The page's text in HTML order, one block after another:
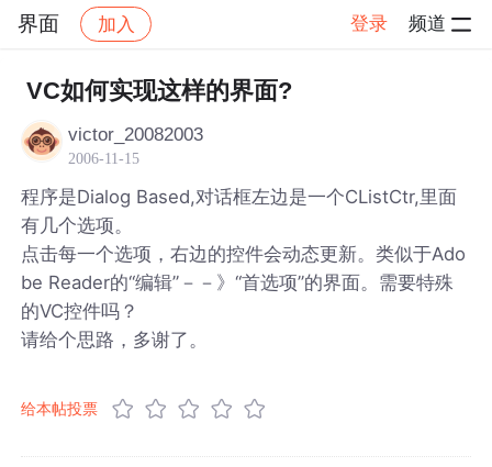
界面 加入 登录 频道
社区 界面 帖子详情
VC如何实现这样的界面?
victor_20082003
2006-11-15
程序是Dialog Based,对话框左边是一个CListCtr,里面
有几个选项。
点击每一个选项，右边的控件会动态更新。类似于Ado
be Reader的“编辑”－－》“首选项”的界面。需要特殊
的VC控件吗？
请给个思路，多谢了。
给本帖投票